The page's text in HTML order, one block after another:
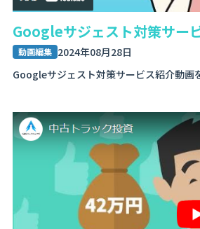
Googleサジェスト対策サー
動画編集 2024年08月28日
Googleサジェスト対策サービス紹介動画